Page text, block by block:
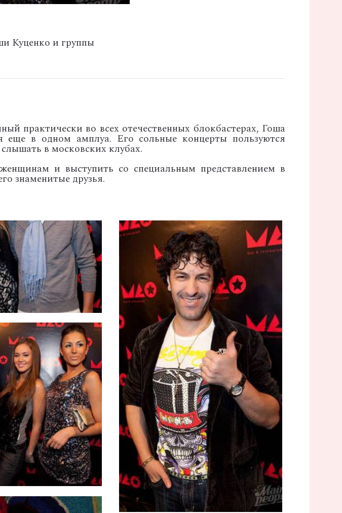
Куценко и группы
практически во всех отечественных блокбастерах, Гоша
в одном амплуа. Его сольные концерты пользуются
в московских клубах.
и выступить со специальным представлением в
знаменитые друзья.